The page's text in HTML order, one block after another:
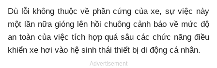
Dù lỗi không thuộc về phần cứng của xe, sự việc này
một lần nữa gióng lên hồi chuông cảnh báo về mức độ
an toàn của việc tích hợp quá sâu các chức năng điều
khiển xe hơi vào hệ sinh thái thiết bị di động cá nhân.
Advertisement